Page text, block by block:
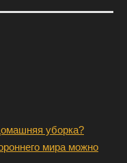
уборка?
мира можно